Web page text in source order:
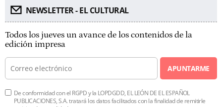
NEWSLETTER - EL CULTURAL
Todos los jueves un avance de los contenidos de la
edición impresa
APUNTARME
De conformidad con el RGPD y la LOPDGDD, EL LEÓN DE EL ESPAÑOL
PUBLICACIONES, S.A. tratará los datos facilitados con la finalidad de remitirle